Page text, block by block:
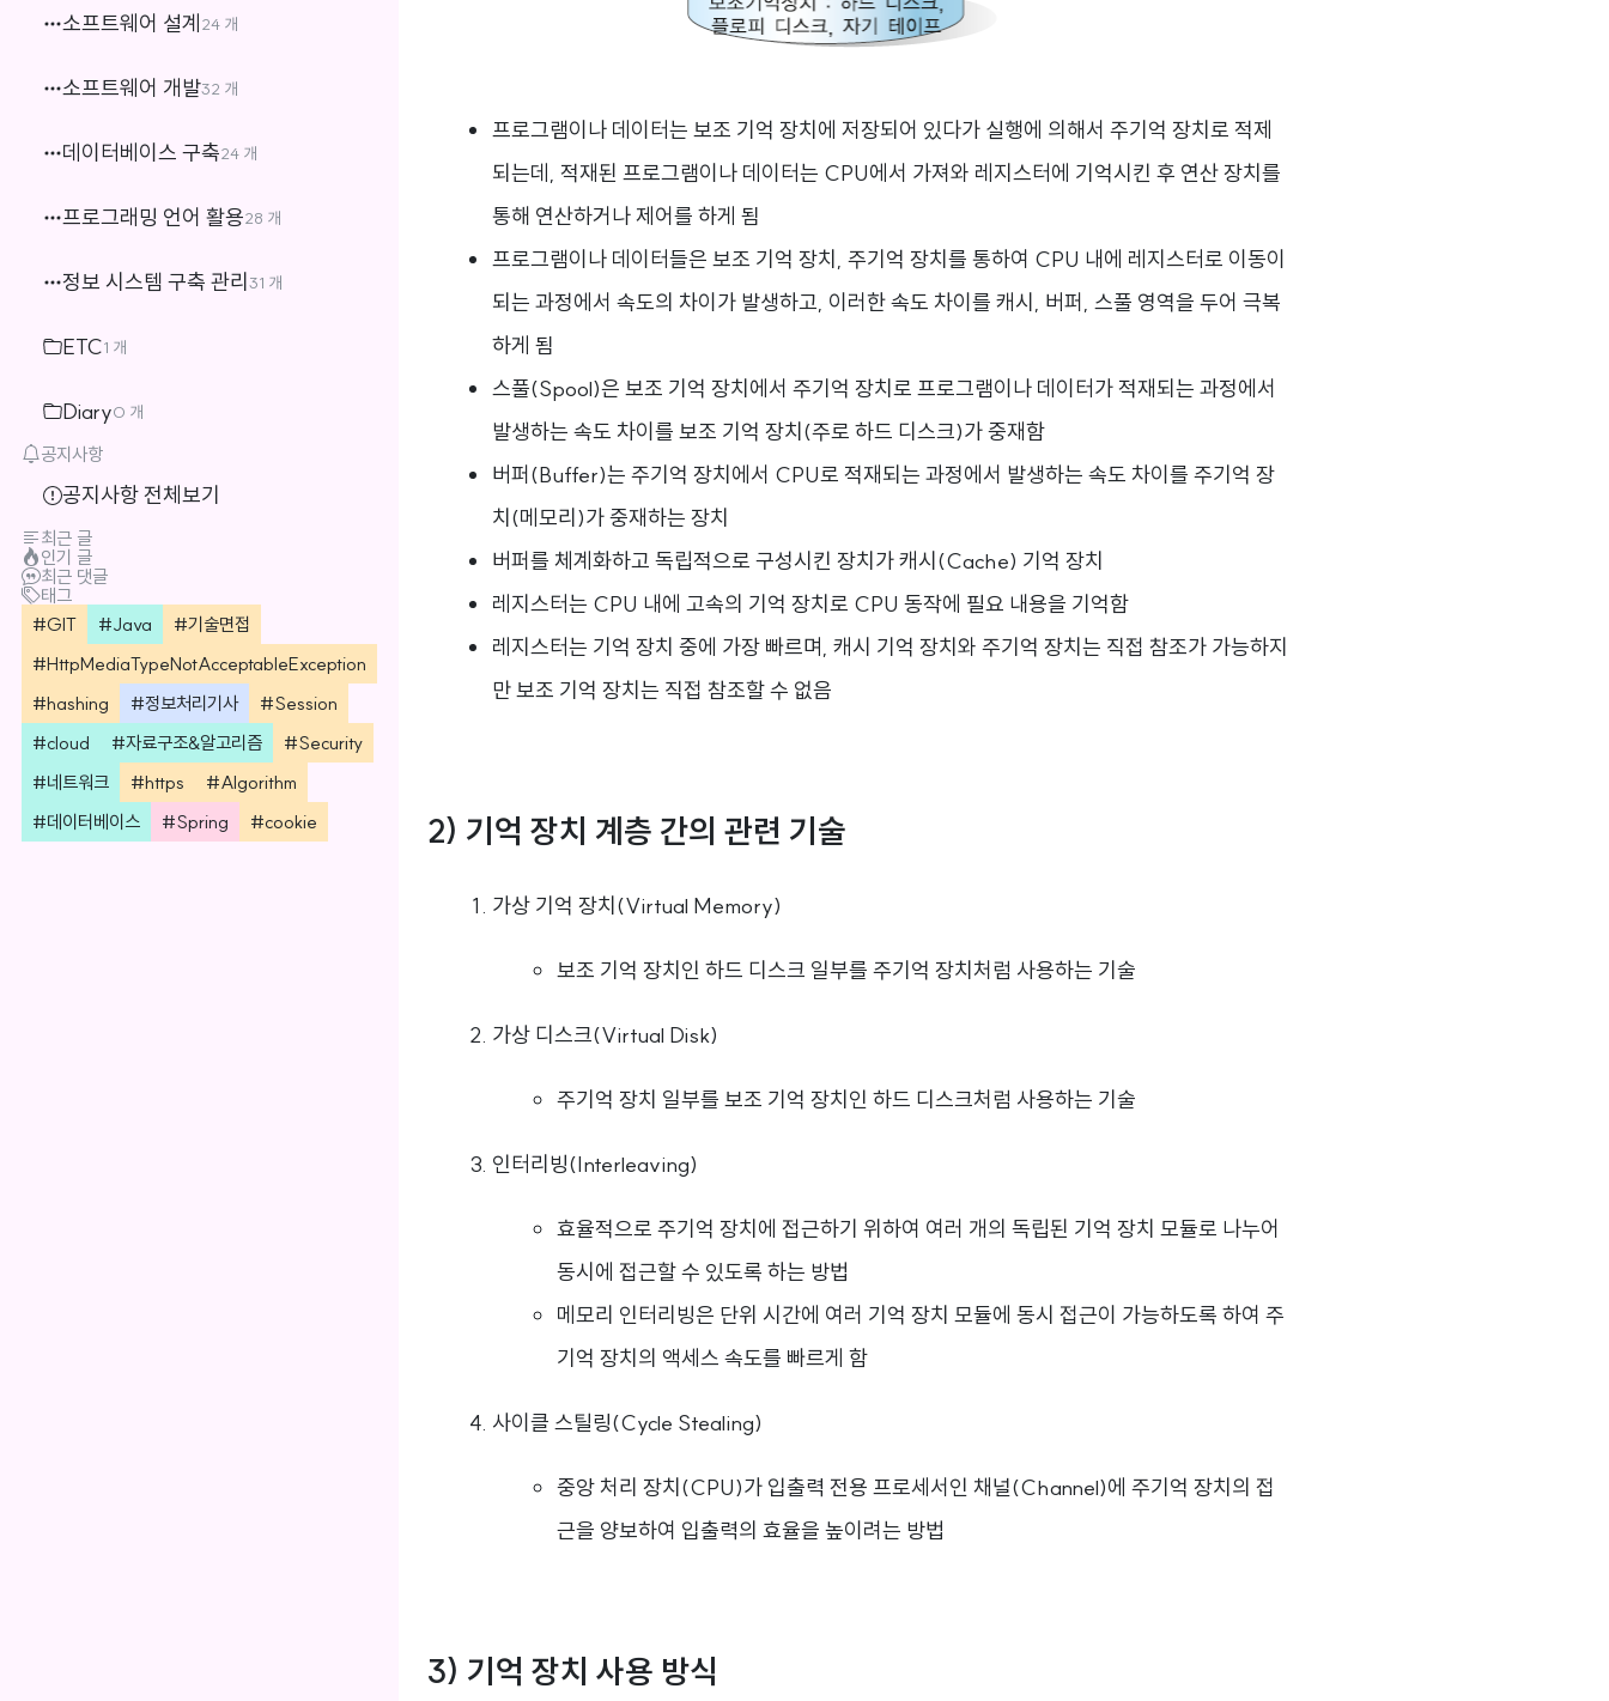
소프트웨어 설계24 개
소프트웨어 개발32 개
데이터베이스 구축24 개
프로그래밍 언어 활용28 개
정보 시스템 구축 관리31 개
ETC1 개
Diary0 개
공지사항
공지사항 전체보기
최근 글
인기 글
최근 댓글
태그
GIT
Java
기술면접
HttpMediaTypeNotAcceptableException
hashing
정보처리기사
Session
cloud
자료구조&알고리즘
Security
네트워크
https
Algorithm
데이터베이스
Spring cookie
프로그램이나 데이터는 보조 기억 장치에 저장되어 있다가 실행에 의해서 주기억 장치로 적제
되는데, 적재된 프로그램이나 데이터는 CPU에서 가져와 레지스터에 기억시킨 후 연산 장치를
통해 연산하거나 제어를 하게 됨
프로그램이나 데이터들은 보조 기억 장치, 주기억 장치를 통하여 CPU 내에 레지스터로 이동이
되는 과정에서 속도의 차이가 발생하고, 이러한 속도 차이를 캐시, 버퍼, 스풀 영역을 두어 극복
하게 됨
스풀(Spool)은 보조 기억 장치에서 주기억 장치로 프로그램이나 데이터가 적재되는 과정에서
발생하는 속도 차이를 보조 기억 장치(주로 하드 디스크)가 중재함
버퍼(Buffer)는 주기억 장치에서 CPU로 적재되는 과정에서 발생하는 속도 차이를 주기억 장
치(메모리)가 중재하는 장치
버퍼를 체계화하고 독립적으로 구성시킨 장치가 캐시(Cache) 기억 장치
레지스터는 CPU 내에 고속의 기억 장치로 CPU 동작에 필요 내용을 기억함
레지스터는 기억 장치 중에 가장 빠르며, 캐시 기억 장치와 주기억 장치는 직접 참조가 가능하지
만 보조 기억 장치는 직접 참조할 수 없음
2) 기억 장치 계층 간의 관련 기술
가상 기억 장치(Virtual Memory)
보조 기억 장치인 하드 디스크 일부를 주기억 장치처럼 사용하는 기술
가상 디스크(Virtual Disk)
주기억 장치 일부를 보조 기억 장치인 하드 디스크처럼 사용하는 기술
인터리빙(Interleaving)
효율적으로 주기억 장치에 접근하기 위하여 여러 개의 독립된 기억 장치 모듈로 나누어
동시에 접근할 수 있도록 하는 방법
메모리 인터리빙은 단위 시간에 여러 기억 장치 모듈에 동시 접근이 가능하도록 하여 주
기억 장치의 액세스 속도를 빠르게 함
사이클 스틸링(Cycle Stealing)
중앙 처리 장치(CPU)가 입출력 전용 프로세서인 채널(Channel)에 주기억 장치의 접
근을 양보하여 입출력의 효율을 높이려는 방법
3) 기억 장치 사용 방식